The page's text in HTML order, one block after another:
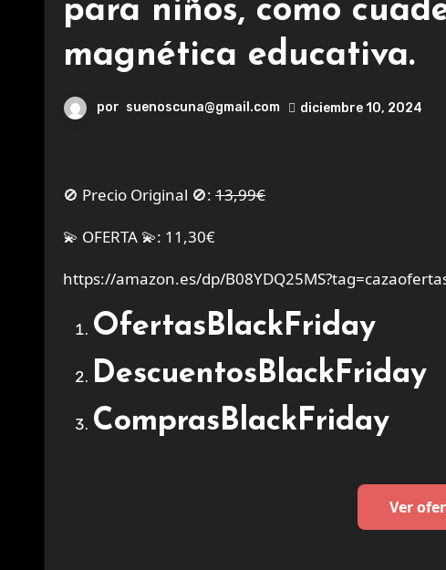
para niños, como
magnética educativa.
por suenoscuna@gmail.com diciembre 10, 2024
🚫 Precio Original 🚫: 13,99€
💫 OFERTA 💫: 11,30€
https://amazon.es/dp/
OfertasBlackFriday
DescuentosBlackFriday
ComprasBlackFriday
Ver